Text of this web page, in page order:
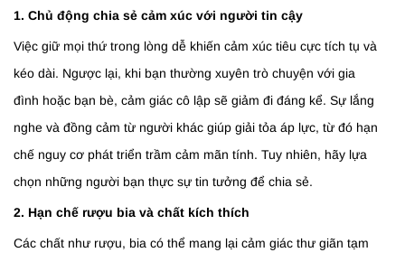
1. Chủ động chia sẻ cảm xúc với người tin cậy
Việc giữ mọi thứ trong lòng dễ khiến cảm xúc tiêu cực tích tụ và
kéo dài. Ngược lại, khi bạn thường xuyên trò chuyện với gia
đình hoặc bạn bè, cảm giác cô lập sẽ giảm đi đáng kể. Sự lắng
nghe và đồng cảm từ người khác giúp giải tỏa áp lực, từ đó hạn
chế nguy cơ phát triển trầm cảm mãn tính. Tuy nhiên, hãy lựa
chọn những người bạn thực sự tin tưởng để chia sẻ.
2. Hạn chế rượu bia và chất kích thích
Các chất như rượu, bia có thể mang lại cảm giác thư giãn tạm